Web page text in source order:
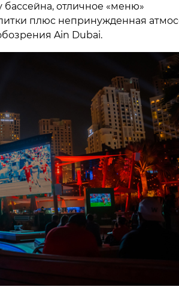
отличное «меню»
плюс непринужденная
Ain Dubai.